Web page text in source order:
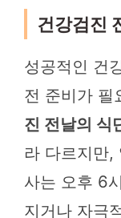
건강검진
성공적인 건
전 준비가 필
진 전날의 식
라 다르지만,
사는 오후 6
지거나 자극